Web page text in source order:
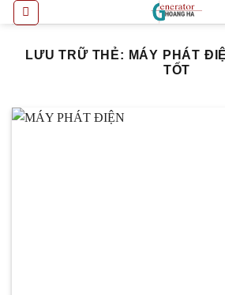
qua
LƯU TRỮ THẺ: MÁY PHÁT
TỐT